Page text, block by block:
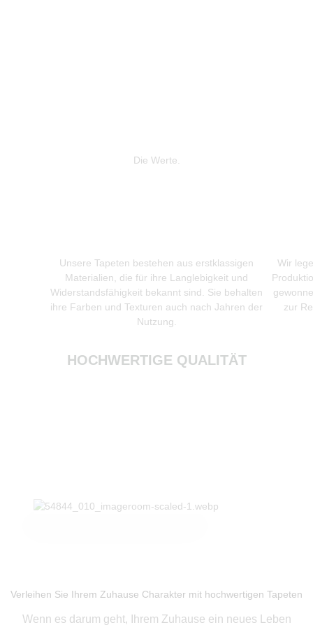
Die Werte.
Unsere Tapeten bestehen aus erstklassigen
Materialien, die für ihre Langlebigkeit und
Widerstandsfähigkeit bekannt sind. Sie behalten
ihre Farben und Texturen auch nach Jahren der
Nutzung.
HOCHWERTIGE QUALITÄT
Wir
zur
Verleihen Sie Ihrem Zuhause Charakter mit hochwertigen Tapeten
Wenn es darum geht, Ihrem Zuhause ein neues Leben